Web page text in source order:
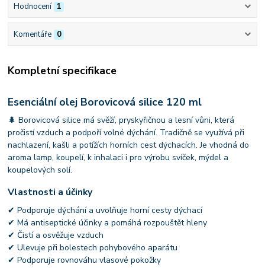
Hodnocení 1
Komentáře 0
Kompletní specifikace
Esenciální olej Borovicová silice 120 ml
🌲 Borovicová silice má svěží, pryskyřičnou a lesní vůni, která
pročistí vzduch a podpoří volné dýchání. Tradičně se využívá při
nachlazení, kašli a potížích horních cest dýchacích. Je vhodná do
aroma lamp, koupelí, k inhalaci i pro výrobu svíček, mýdel a
koupelových solí.
Vlastnosti a účinky
✔ Podporuje dýchání a uvolňuje horní cesty dýchací
✔ Má antiseptické účinky a pomáhá rozpouštět hleny
✔ Čistí a osvěžuje vzduch
✔ Ulevuje při bolestech pohybového aparátu
✔ Podporuje rovnováhu vlasové pokožky